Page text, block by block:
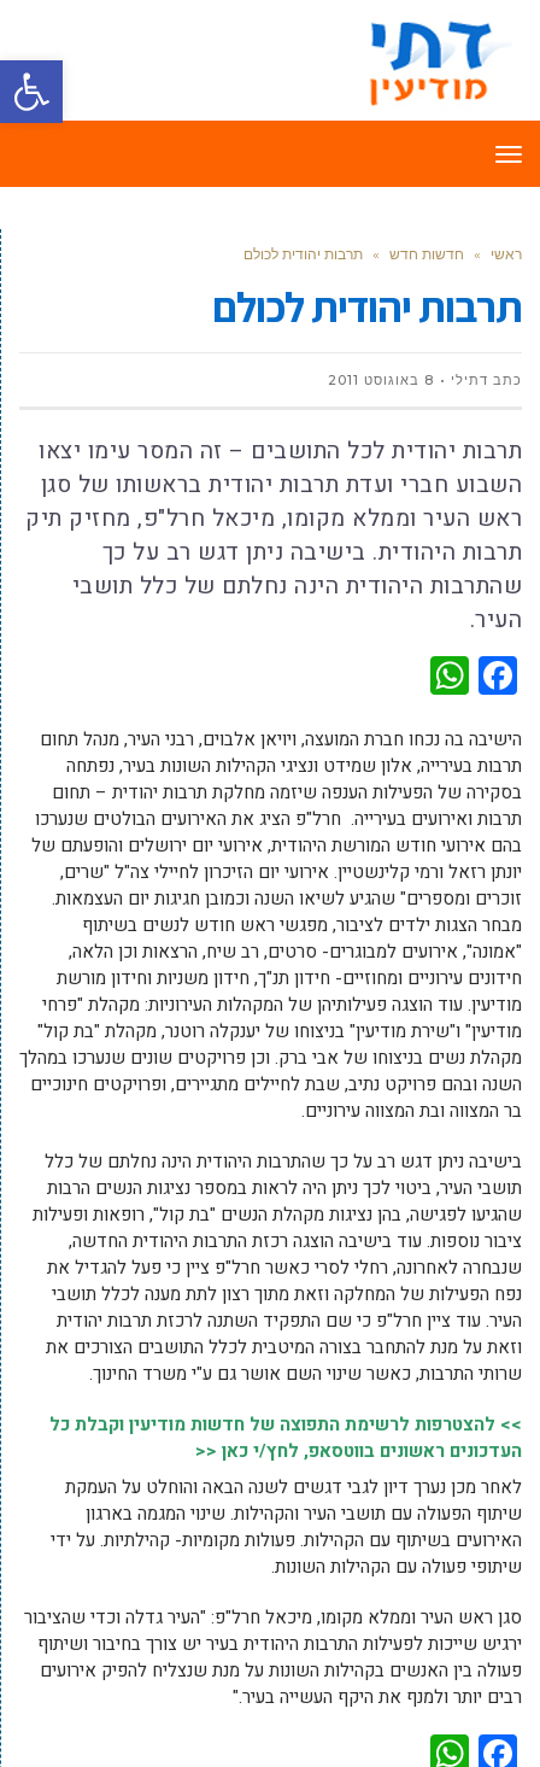
פתח
תפריט
ראשי » חדשות חדש » תרבות יהודית לכולם
תרבות יהודית לכולם
כתב דתילי 8 באוגוסט 2011
תרבות יהודית לכל התושבים – זה המסר עימו יצאו
השבוע חברי ועדת תרבות יהודית בראשותו של סגן
ראש העיר וממלא מקומו, מיכאל חרל"פ, מחזיק תיק
תרבות היהודית. בישיבה ניתן דגש רב על כך
שהתרבות היהודית הינה נחלתם של כלל תושבי
העיר.
Facebook
הישיבה בה נכחו חברת המועצה, ויויאן אלבוים, רבני העיר, מנהל תחום
תרבות בעירייה, אלון שמידט ונציגי הקהילות השונות בעיר, נפתחה
בסקירה של הפעילות הענפה שיזמה מחלקת תרבות יהודית – תחום
תרבות ואירועים בעירייה. חרל"פ הציג את האירועים הבולטים שנערכו
בהם אירועי חודש המורשת היהודית, אירועי יום ירושלים והופעתם של
יונתן רזאל ורמי קלינשטיין. אירועי יום הזיכרון לחיילי צה"ל "שרים,
זוכרים ומספרים" שהגיע לשיאו השנה וכמובן חגיגות יום העצמאות.
מבחר הצגות ילדים לציבור, מפגשי ראש חודש לנשים בשיתוף
"אמונה", אירועים למבוגרים- סרטים, רב שיח, הרצאות וכן הלאה,
חידונים עירוניים ומחוזיים- חידון תנ"ך, חידון משניות וחידון מורשת
מודיעין. עוד הוצגה פעילותיהן של המקהלות העירוניות: מקהלת "פרחי
מודיעין" ו"שירת מודיעין" בניצוחו של יענקלה רוטנר, מקהלת "בת קול"
מקהלת נשים בניצוחו של אבי ברק. וכן פרויקטים שונים שנערכו במהלך
השנה ובהם פרויקט נתיב, שבת לחיילים מתגיירים, ופרויקטים חינוכיים
בר המצווה ובת המצווה עירוניים.
בישיבה ניתן דגש רב על כך שהתרבות היהודית הינה נחלתם של כלל
תושבי העיר, ביטוי לכך ניתן היה לראות במספר נציגות הנשים הרבות
שהגיעו לפגישה, בהן נציגות מקהלת הנשים "בת קול", רופאות ופעילות
ציבור נוספות. עוד בישיבה הוצגה רכזת התרבות היהודית החדשה,
שנבחרה לאחרונה, רחלי לסרי כאשר חרל"פ ציין כי פעל להגדיל את
נפח הפעילות של המחלקה וזאת מתוך רצון לתת מענה לכלל תושבי
העיר. עוד ציין חרל"פ כי שם התפקיד השתנה לרכזת תרבות יהודית
וזאת על מנת להתחבר בצורה המיטבית לכלל התושבים הצורכים את
שרותי התרבות, כאשר שינוי השם אושר גם ע"י משרד החינוך.
>> להצטרפות לרשימת התפוצה של חדשות מודיעין וקבלת כל
העדכונים ראשונים בווטסאפ, לחץ/י כאן <<
לאחר מכן נערך דיון לגבי דגשים לשנה הבאה והוחלט על העמקת
שיתוף הפעולה עם תושבי העיר והקהילות. שינוי המגמה בארגון
האירועים בשיתוף עם הקהילות. פעולות מקומיות- קהילתיות. על ידי
שיתופי פעולה עם הקהילות השונות.
סגן ראש העיר וממלא מקומו, מיכאל חרל"פ: "העיר גדלה וכדי שהציבור
ירגיש שייכות לפעילות התרבות היהודית בעיר יש צורך בחיבור ושיתוף
פעולה בין האנשים בקהילות השונות על מנת שנצליח להפיק אירועים
רבים יותר ולמנף את היקף העשייה בעיר."
Facebook